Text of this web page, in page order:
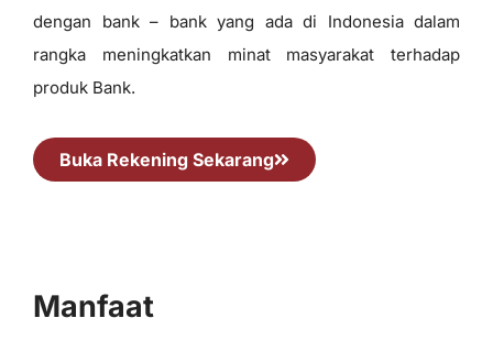
dengan bank – bank yang ada di Indonesia dalam
rangka meningkatkan minat masyarakat terhadap
produk Bank.
Buka Rekening Sekarang
Manfaat